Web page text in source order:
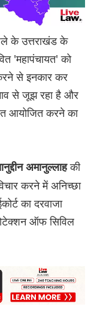
के उत्तराखंड के
'महापंचायत' को
से इनकार कर
से जूझ रहा है और
आयोजित करने का
अमानुल्लाहकी
करने में अनिच्छा
का दरवाजा
ऑफ सिविल